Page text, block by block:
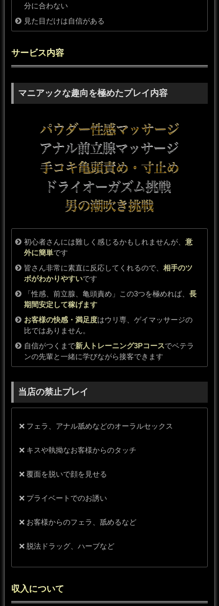
分に合わない
見た目だけは自信がある
サービス内容
マニアックな趣向を極めたプレイ内容
初心者さんには難しく感じるかもしれませんが、意
外に簡単です
皆さん非常に素直に反応してくれるので、相手のツ
ボがわかりやすいです
「性感、前立腺、亀頭責め」この3つを極めれば、長
期間安定して稼げます
お客様の快感・満足度はウリ専、ゲイマッサージの
比ではありません。
自信がつくまで新人トレーニング3Pコースでベテラ
ンの先輩と一緒に学びながら接客できます
当店の禁止プレイ
❌ フェラ、アナル舐めなどのオーラルセックス
❌ キスや執拗なお客様からのタッチ
❌ 覆面を脱いで顔を見せる
❌ プライベートでのお誘い
❌ お客様からのフェラ、舐めるなど
❌ 脱法ドラッグ、ハーブなど
収入について